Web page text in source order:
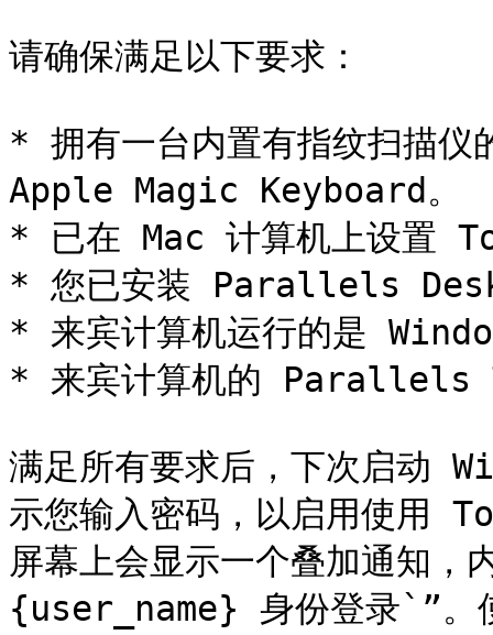
请确保满足以下要求：
* 拥有一台内置有指纹扫描
Apple Magic Keyboard。
* 已在 Mac 计算机上设置
* 您已安装 Parallels
* 来宾计算机运行的是
* 来宾计算机的 Parallels
满足所有要求后，下次启动
示您输入密码，以启用使用
屏幕上会显示一个叠加通知
{user_name} 身份登录`”